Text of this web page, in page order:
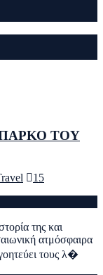
ΤΟΥ
15
της και
ατμόσφαιρα
τους λ�